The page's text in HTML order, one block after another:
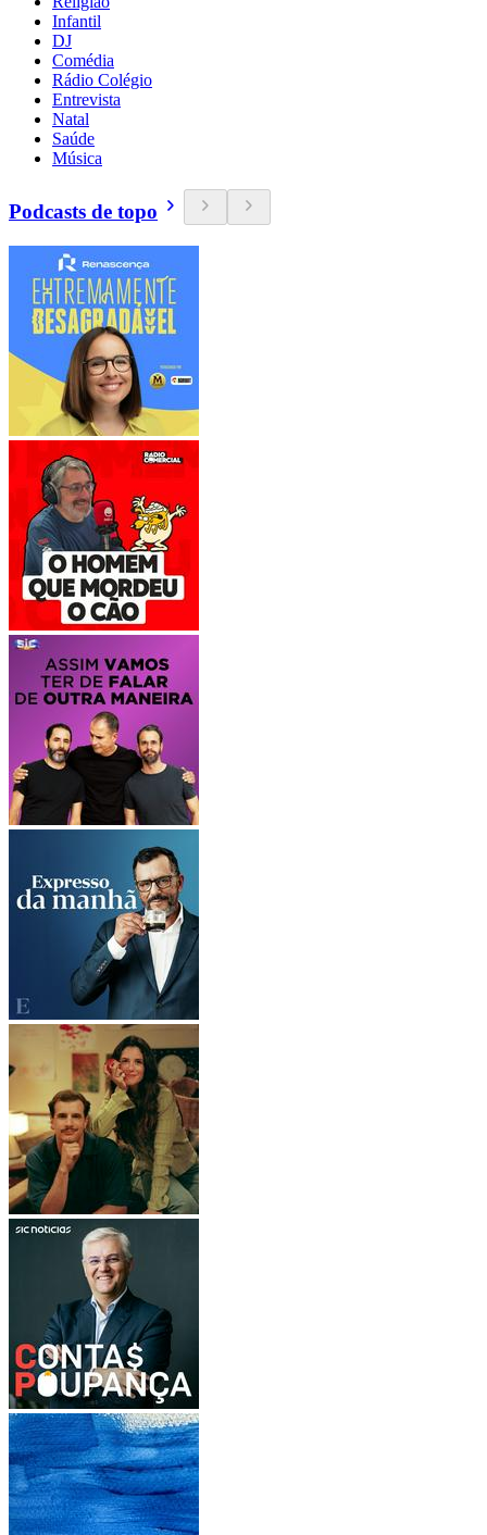
Infantil
DJ
Comédia
Rádio Colégio
Entrevista
Natal
Saúde
Música
Podcasts de topo